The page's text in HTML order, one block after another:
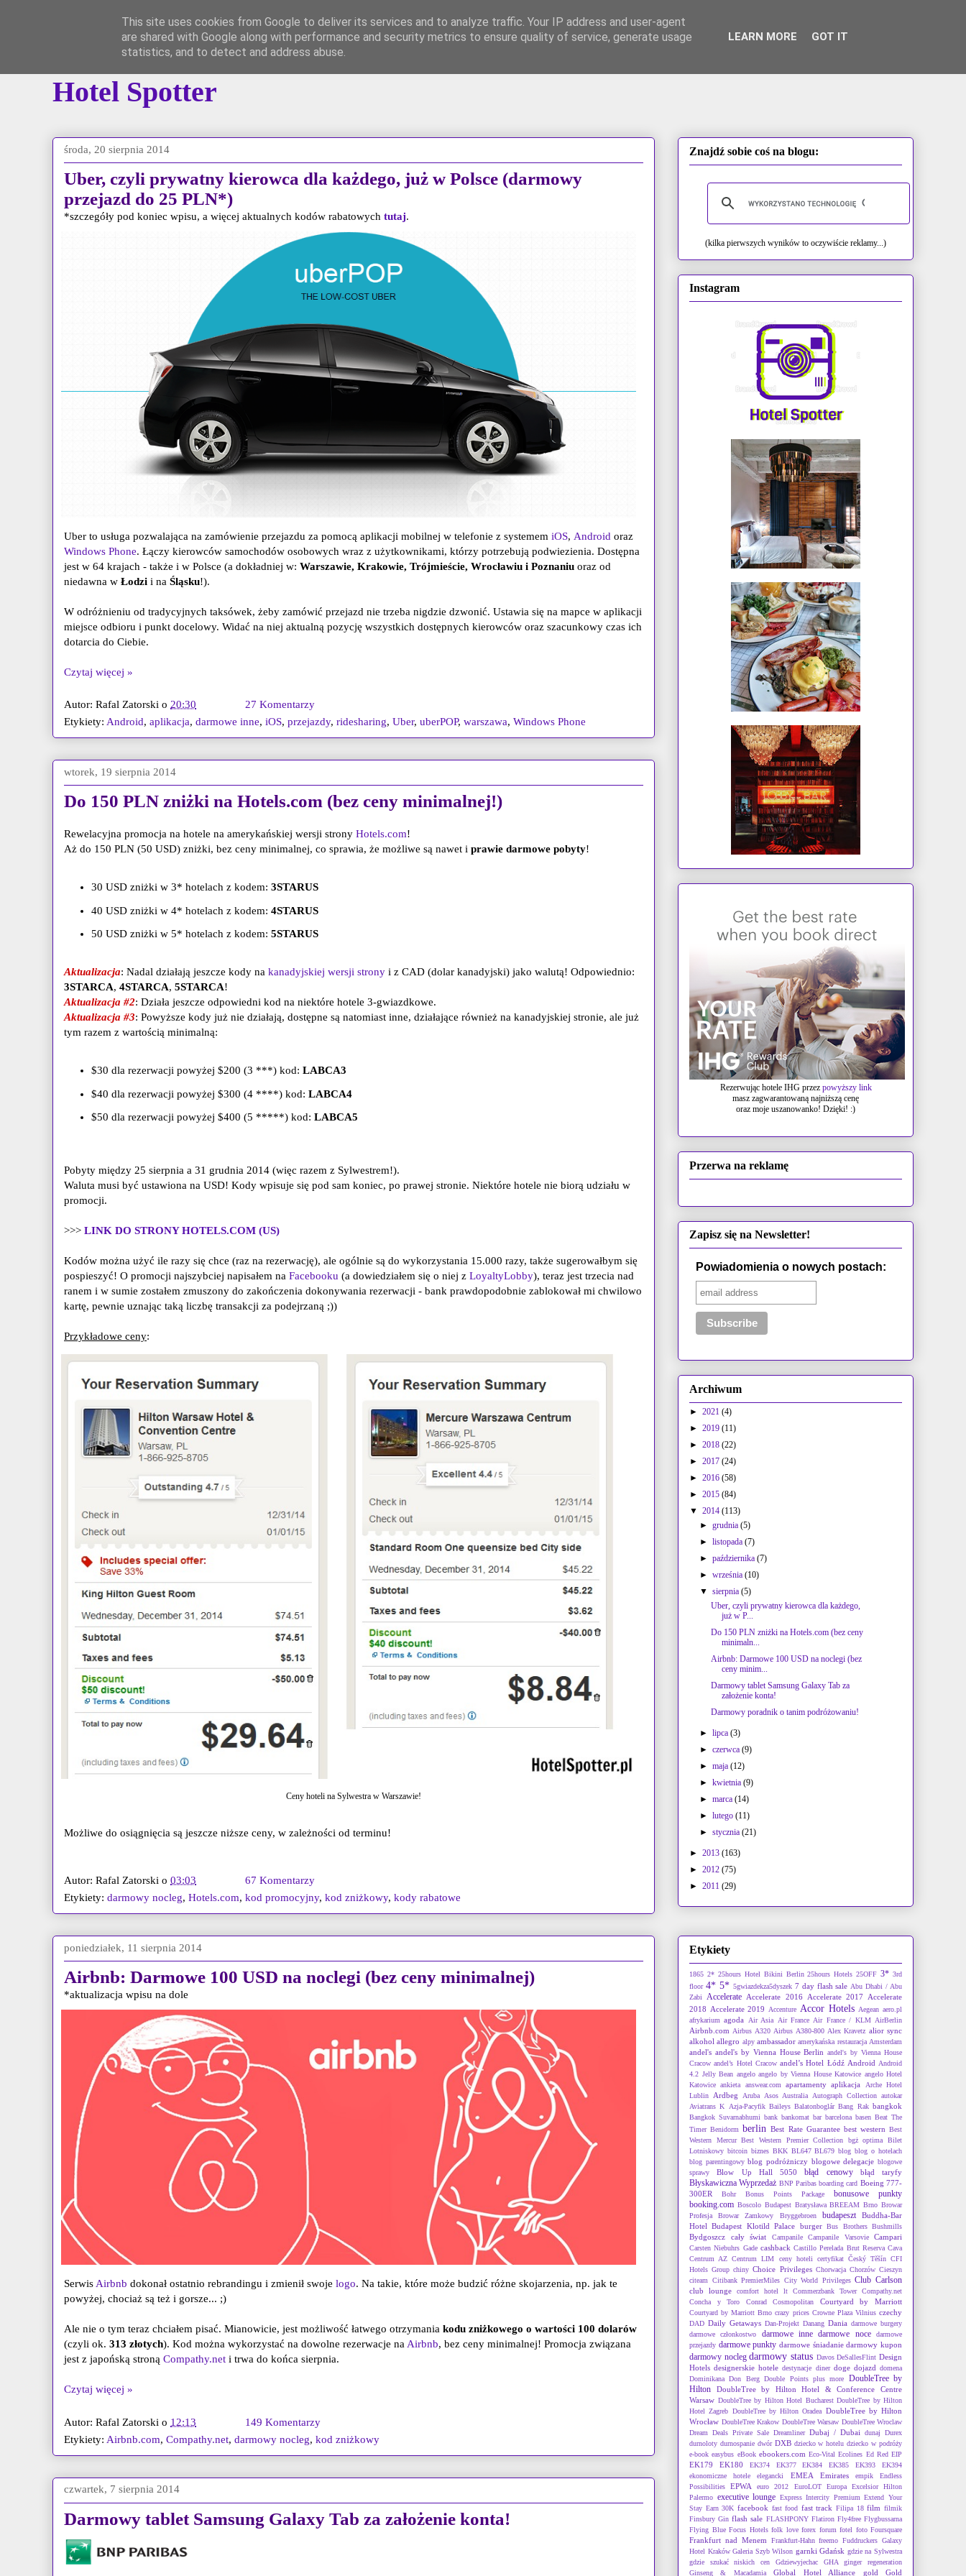
Instagram *YouTube* Grupa FB 700 PLN premii! Współpraca / Kontakt
Hotel Spotter
środa, 20 sierpnia 2014
Uber, czyli prywatny kierowca dla każdego, już w Polsce (darmowy
przejazd do 25 PLN*)
*szczegóły pod koniec wpisu, a więcej aktualnych kodów rabatowych tutaj.
Uber to usługa pozwalająca na zamówienie przejazdu za pomocą aplikacji mobilnej w telefonie z systemem iOS, Android oraz
Windows Phone. Łączy kierowców samochodów osobowych wraz z użytkownikami, którzy potrzebują podwiezienia. Dostępna
jest w 64 krajach - także i w Polsce (a dokładniej w: Warszawie, Krakowie, Trójmieście, Wrocławiu i Poznaniu oraz od
niedawna w Łodzi i na Śląsku!).
W odróżnieniu od tradycyjnych taksówek, żeby zamówić przejazd nie trzeba nigdzie dzwonić. Ustawia się na mapce w aplikacji
miejsce odbioru i punkt docelowy. Widać na niej aktualną pozycję wszystkich dostępnych kierowców oraz szacunkowy czas ich
dotarcia do Ciebie.
Czytaj więcej »
Autor: Rafal Zatorski o 20:30
27 Komentarzy
Etykiety: Android, aplikacja, darmowe inne, iOS, przejazdy, ridesharing, Uber, uberPOP, warszawa, Windows Phone
wtorek, 19 sierpnia 2014
Do 150 PLN zniżki na Hotels.com (bez ceny minimalnej!)
Rewelacyjna promocja na hotele na amerykańskiej wersji strony Hotels.com!
Aż do 150 PLN (50 USD) zniżki, bez ceny minimalnej, co sprawia, że możliwe są nawet i prawie darmowe pobyty!
30 USD zniżki w 3* hotelach z kodem: 3STARUS
40 USD zniżki w 4* hotelach z kodem: 4STARUS
50 USD zniżki w 5* hotelach z kodem: 5STARUS
Aktualizacja: Nadal działają jeszcze kody na kanadyjskiej wersji strony i z CAD (dolar kanadyjski) jako walutą! Odpowiednio:
3STARCA, 4STARCA, 5STARCA!
Aktualizacja #2: Działa jeszcze odpowiedni kod na niektóre hotele 3-gwiazdkowe.
Aktualizacja #3: Powyższe kody już nie działają, dostępne są natomiast inne, działające również na kanadyjskiej stronie, ale już
tym razem z wartością minimalną:
$30 dla rezerwacji powyżej $200 (3 ***) kod: LABCA3
$40 dla rezerwacji powyżej $300 (4 ****) kod: LABCA4
$50 dla rezerwacji powyżej $400 (5 *****) kod: LABCA5
Pobyty między 25 sierpnia a 31 grudnia 2014 (więc razem z Sylwestrem!).
Waluta musi być ustawiona na USD! Kody wpisuje się pod sam koniec, po prawej stronie. Niektóre hotele nie biorą udziału w
promocji.
>>> LINK DO STRONY HOTELS.COM (US)
Kodów można użyć ile razy się chce (raz na rezerwację), ale ogólnie są do wykorzystania 15.000 razy, także sugerowałbym się
pospieszyć! O promocji najszybciej napisałem na Facebooku (a dowiedziałem się o niej z LoyaltyLobby), teraz jest trzecia nad
ranem i w sumie zostałem zmuszony do zakończenia dokonywania rezerwacji - bank prawdopodobnie zablokował mi chwilowo
kartę, pewnie uznając taką liczbę transakcji za podejrzaną ;))
Przykładowe ceny:
Ceny hoteli na Sylwestra w Warszawie!
Możliwe do osiągnięcia są jeszcze niższe ceny, w zależności od terminu!
Autor: Rafal Zatorski o 03:03
67 Komentarzy
Etykiety: darmowy nocleg, Hotels.com, kod promocyjny, kod zniżkowy, kody rabatowe
poniedziałek, 11 sierpnia 2014
Airbnb: Darmowe 100 USD na noclegi (bez ceny minimalnej)
*aktualizacja wpisu na dole
Serwis Airbnb dokonał ostatnio rebrandingu i zmienił swoje logo. Na takie, które może budzić różne skojarzenia, np. jak te
powyżej, chociaż są też i gorsze... ;)
Ale nie o tym teraz chciałem pisać. Mianowicie, jest możliwość łatwego otrzymania kodu zniżkowego o wartości 100 dolarów
(czyli ok. 313 złotych). Kod można wykorzystać na dowolne rezerwacje na Airbnb, bez ceny minimalnej! Promocja związana
jest z japońską stroną Compathy.net i trwa do końca sierpnia.
Czytaj więcej »
Autor: Rafal Zatorski o 12:13
149 Komentarzy
Etykiety: Airbnb.com, Compathy.net, darmowy nocleg, kod zniżkowy
czwartek, 7 sierpnia 2014
Darmowy tablet Samsung Galaxy Tab za założenie konta!
Znajdź sobie coś na blogu:
(kilka pierwszych wyników to oczywiście reklamy...)
Instagram
Rezerwując hotele IHG przez powyższy link
masz zagwarantowaną najniższą cenę
oraz moje uszanowanko! Dzięki! :)
Przerwa na reklamę
Zapisz się na Newsletter!
Powiadomienia o nowych postach:
Archiwum
► 2021 (4)
► 2019 (11)
► 2018 (22)
► 2017 (24)
► 2016 (58)
► 2015 (84)
▼ 2014 (113)
►grudnia(5)
►listopada(7)
►października(7)
►września(10)
▼sierpnia(5)
Uber, czyli prywatny kierowca dla każdego,
już w P...
Do 150 PLN zniżki na Hotels.com (bez ceny
minimaln...
Airbnb: Darmowe 100 USD na noclegi (bez
ceny minim...
Darmowy tablet Samsung Galaxy Tab za
założenie konta!
Darmowy poradnik o tanim podróżowaniu!
►lipca(3)
►czerwca(9)
►maja(12)
►kwietnia(9)
►marca(14)
►lutego(11)
►stycznia(21)
► 2013 (163)
► 2012 (75)
► 2011 (29)
Etykiety
1865 2* 25hours Hotel Bikini Berlin 25hours Hotels 25OFF 3* 3rd
floor 4* 5* 5gwiazdekza5dyszek 7 day flash sale Abu Dhabi / Abu
Zabi
Accelerate Accelerate 2016 Accelerate 2017 Accelerate
2018 Accelerate 2019 Accenture Accor Hotels Aegean aero.pl
afrykarium agoda Air Asia Air France Air France / KLM AirBerlin
Airbnb.com Airbus A320 Airbus A380-800 Alex Kravetz alior sync
alkohol allegro alpy ambassador amerykańska restauracja Amsterdam
andel's andel's by Vienna House Berlin andel's by Vienna House
Cracow andel’s Hotel Cracow andel’s Hotel Łódź Android Android
4.2 Jelly Bean angelo angelo by Vienna House Katowice angelo Hotel
Katowice ankieta answear.com apartamenty aplikacja
Arche Hotel
Lublin
Ardbeg Aruba Asos Australia Autograph Collection autokar
Aviatrans K
Azja-Pacyfik Baileys Balatonboglár Bang Rak bangkok
Bangkok Suvarnabhumi bank bankomat bar barcelona basen Beat The
Timer Benidorm berlin Best Rate Guarantee best western Best
Western Mercur
Best Western Premier Collection bgż optima
Bilet
Lotniskowy bitcoin biznes BKK BL647 BL679 blog blog o hotelach
blog parentingowy blog podróżniczy blogowe delegacje blogowe
sprawy
Blow Up Hall 5050 błąd cenowy błąd taryfy
Błyskawiczna Wyprzedaż BNP Paribas boarding card Boeing 777-
300ER
Bohr Bonus Points Package
bonusowe punkty
booking.com Boscolo Budapest Bratysława BREEAM Brno Browar
Profesja
Browar Zamkowy Bryggebroen budapeszt
Buddha-Bar
Hotel Budapest Klotild Palace burger Bus Brothers Bushmills
Bydgoszcz cały świat Campanile Campanile Varsovie Campari
Carsten Niebuhrs Gade cashback Castillo Perelada Brut Reserva Cava
Centrum AZ Centrum LIM ceny hoteli certyfikat Český Těšín CFI
Hotels Group chiny Choice Privileges Chorwacja Chorzów Cieszyn
citeam
Citibank PremierMiles City World Privileges Club Carlson
club lounge comfort hotel lt Commerzbank Tower
Compathy.net
Concha y Toro
Conrad Cosmopolitan Courtyard by Marriott
Courtyard by Marriott Brno crazy prices Crowne Plaza Vilnius czechy
DAD Daily Getaways Dan-Projekt Danang Dania darmowe burgery
darmowe członkostwo
darmowe inne darmowe noce
darmowe
przejazdy darmowe punkty darmowe śniadanie darmowy kupon
darmowy nocleg darmowy status Davos DeSallesFlint Design
Hotels designerskie hotele destynacje diner doge dojazd domena
Dominikana Don Berg Double Points plus more
DoubleTree by
Hilton
DoubleTree by Hilton Hotel & Conference Centre
Warsaw DoubleTree by Hilton Hotel Bucharest DoubleTree by Hilton
Hotel Zagreb DoubleTree by Hilton Oradea DoubleTree by Hilton
Wrocław DoubleTree Krakow DoubleTree Warsaw DoubleTree Wroclaw
Dream Deals Private Sale Dreamliner Dubaj / Dubai dunaj
Durex
durnoloty durnospanie dwór DXB dziecko w hotelu dziecko w podróży
e-book easybus eBook ebookers.com Eco-Vital Ecolines Ed Red EIP
EK179 EK180 EK374 EK377 EK384 EK385 EK393
EK394
ekonomiczne hotele
elegancki EMEA Emirates empik
Endless
Possibilities
EPWA euro 2012 EuroLOT Europa
Excelsior Hilton
Palermo executive lounge Express Intercity Premium Extend Your
Stay Earn 30K facebook fast food fast track Filipa 18 film filmik
Finsbury Gin flash sale FLASHPONY Flatiron Fly4free Flygbussarna
Flying Blue Focus Hotels folk love forex forum fotel foto Foursquare
Frankfurt nad Menem Frankfurt-Hahn freemo Fuddruckers Galaxy
Hotel Kraków Galeria Szyb Wilson garnki Gdańsk gdzie na Sylwestra
gdzie szukać niskich cen
Gdziewyjechac GHA
ginger regeneration
Ginseng & Macadamia
Global Hotel Alliance gold Gold
This site uses cookies from Google to deliver its services and to analyze traffic. Your IP address and user-agent
are shared with Google along with performance and security metrics to ensure quality of service, generate usage
statistics, and to detect and address abuse.
LEARN MORE GOT IT